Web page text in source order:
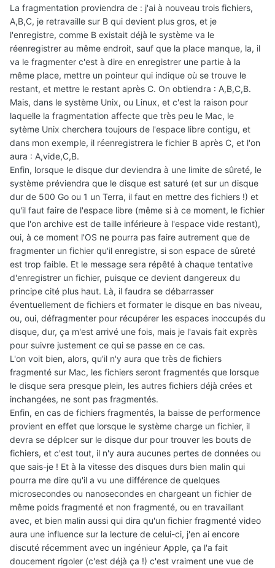
La fragmentation proviendra de : j'ai à nouveau trois fichiers,
A,B,C, je retravaille sur B qui devient plus gros, et je
l'enregistre, comme B existait déjà le système va le
réenregistrer au même endroit, sauf que la place manque, la, il
va le fragmenter c'est à dire en enregistrer une partie à la
même place, mettre un pointeur qui indique où se trouve le
restant, et mettre le restant après C. On obtiendra : A,B,C,B.
Mais, dans le système Unix, ou Linux, et c'est la raison pour
laquelle la fragmentation affecte que très peu le Mac, le
sytème Unix cherchera toujours de l'espace libre contigu, et
dans mon exemple, il réenregistrera le fichier B après C, et l'on
aura : A,vide,C,B.
Enfin, lorsque le disque dur deviendra à une limite de sûreté, le
système préviendra que le disque est saturé (et sur un disque
dur de 500 Go ou 1 un Terra, il faut en mettre des fichiers !) et
qu'il faut faire de l'espace libre (même si à ce moment, le fichier
que l'on archive est de taille inférieure à l'espace vide restant),
oui, à ce moment l'OS ne pourra pas faire autrement que de
fragmenter un fichier qu'il enregistre, si son espace de sûreté
est trop faible. Et le message sera répêté à chaque tentative
d'enregistrer un fichier, puisque ce devient dangereux du
principe cité plus haut. Là, il faudra se débarrasser
éventuellement de fichiers et formater le disque en bas niveau,
ou, oui, défragmenter pour récupérer les espaces inoccupés du
disque, dur, ça m'est arrivé une fois, mais je l'avais fait exprès
pour suivre justement ce qui se passe en ce cas.
L'on voit bien, alors, qu'il n'y aura que très de fichiers
fragmenté sur Mac, les fichiers seront fragmentés que lorsque
le disque sera presque plein, les autres fichiers déjà crées et
inchangées, ne sont pas fragmentés.
Enfin, en cas de fichiers fragmentés, la baisse de performence
provient en effet que lorsque le système charge un fichier, il
devra se déplcer sur le disque dur pour trouver les bouts de
fichiers, et c'est tout, il n'y aura aucunes pertes de données ou
que sais-je ! Et à la vitesse des disques durs bien malin qui
pourra me dire qu'il a vu une différence de quelques
microsecondes ou nanosecondes en chargeant un fichier de
même poids fragmenté et non fragmenté, ou en travaillant
avec, et bien malin aussi qui dira qu'un fichier fragmenté video
aura une influence sur la lecture de celui-ci, j'en ai encore
discuté récemment avec un ingénieur Apple, ça l'a fait
doucement rigoler (c'est déjà ça !) c'est vraiment une vue de